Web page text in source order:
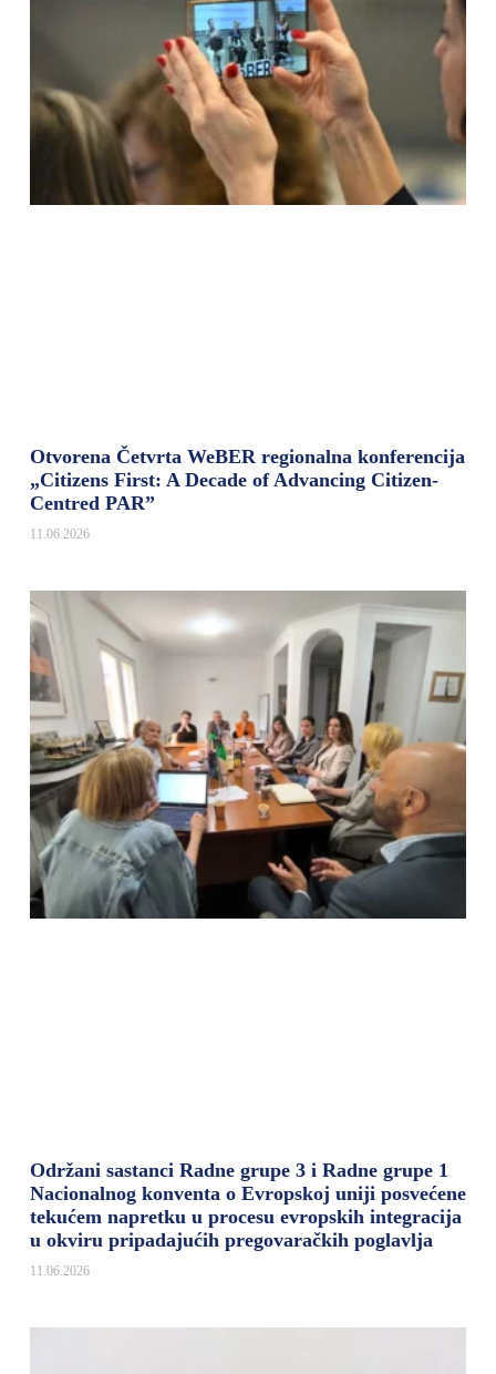
Otvorena Četvrta WeBER regionalna konferencija
„Citizens First: A Decade of Advancing Citizen-
Centred PAR”
11.06.2026
Održani sastanci Radne grupe 3 i Radne grupe 1
Nacionalnog konventa o Evropskoj uniji posvećene
tekućem napretku u procesu evropskih integracija
u okviru pripadajućih pregovaračkih poglavlja
11.06.2026